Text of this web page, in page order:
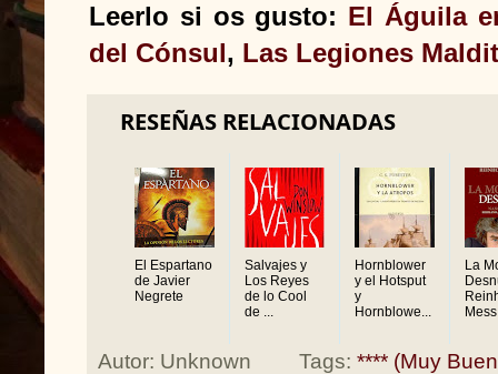
Leerlo si os gusto: El Águila
del Cónsul, Las Legiones
RESEÑAS RELACIONADAS
El Espartano
de Javier
Negrete
Salvajes y
Los Reyes
de lo Cool
de ...
Hornblower
y el Hotsput
y
Hornblowe...
La
Autor: Unknown Tags: **** (Muy